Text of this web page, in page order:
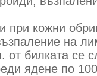
при кожни
на
от билката се
ядене по